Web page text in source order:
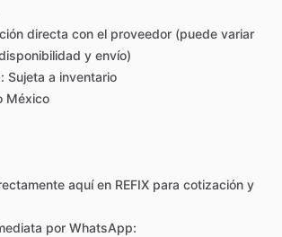
directa con el proveedor (puede variar
y envío)
Sujeta a inventario
México
aquí en REFIX para cotización y
por WhatsApp: